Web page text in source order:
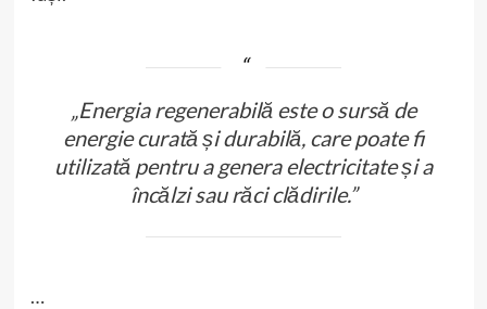
„Energia regenerabilă este o sursă de
energie curată și durabilă, care poate fi
utilizată pentru a genera electricitate și a
încălzi sau răci clădirile.”
…